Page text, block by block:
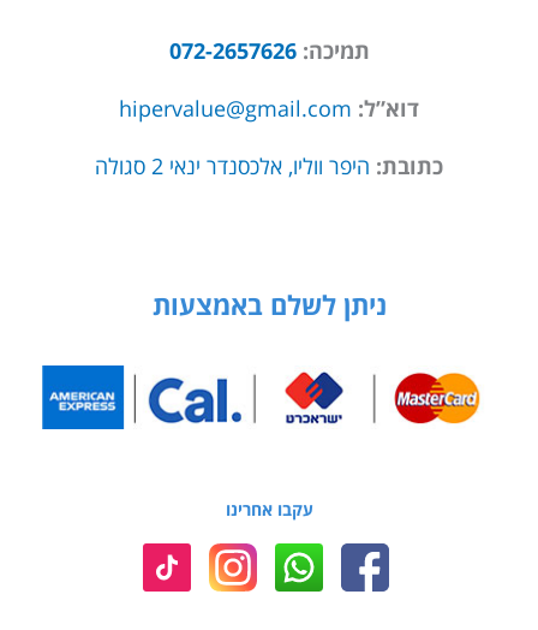
תמיכה:072-2657626
דוא”ל: hipervalue@gmail.com
כתובת: היפר ווליו, אלכסנדר ינאי 2 סגולה
ניתן לשלם באמצעות
עקבו אחרינו